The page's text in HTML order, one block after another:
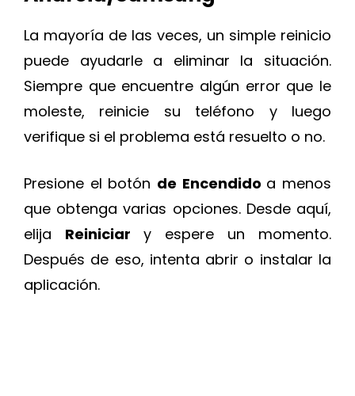
La mayoría de las veces, un simple reinicio
puede ayudarle a eliminar la situación.
Siempre que encuentre algún error que le
moleste, reinicie su teléfono y luego
verifique si el problema está resuelto o no.
Presione el botón de Encendido a menos
que obtenga varias opciones. Desde aquí,
elija Reiniciar y espere un momento.
Después de eso, intenta abrir o instalar la
aplicación.